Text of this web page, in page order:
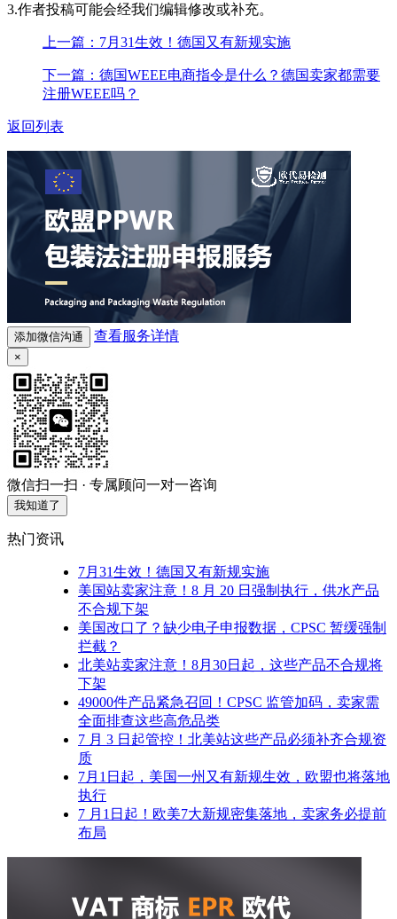
3.作者投稿可能会经我们编辑修改或补充。
上一篇：7月31生效！德国又有新规实施
下一篇：德国WEEE电商指令是什么？德国卖家都需要
注册WEEE吗？
返回列表
添加微信沟通 查看服务详情
×
微信扫一扫 · 专属顾问一对一咨询
我知道了
热门资讯
7月31生效！德国又有新规实施
美国站卖家注意！8 月 20 日强制执行，供水产品
不合规下架
美国改口了？缺少电子申报数据，CPSC 暂缓强制
拦截？
北美站卖家注意！8月30日起，这些产品不合规将
下架
49000件产品紧急召回！CPSC 监管加码，卖家需
全面排查这些高危品类
7 月 3 日起管控！北美站这些产品必须补齐合规资
质
7月1日起，美国一州又有新规生效，欧盟也将落地
执行
7 月1日起！欧美7大新规密集落地，卖家务必提前
布局